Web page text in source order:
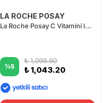
LA ROCHE POSAY
La Roche Posay C Vitamini Içerikli Işıltı Veren Yüz Temizleme Jeli 200 ml
%5
₺ 1,099.90
₺ 1,043.20